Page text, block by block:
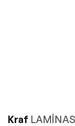
Kraf